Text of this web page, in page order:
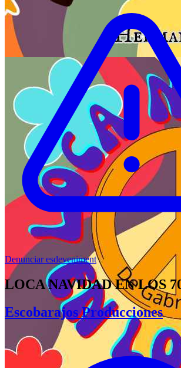
Denunciar esdeveniment
LOCA NAVIDAD EN LOS
Escobarajos Producciones